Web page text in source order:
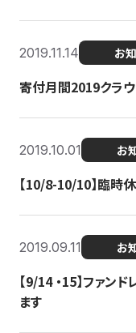
2019.11.14 お
寄付月間2019クラ
2019.10.01 お
【10/8-10/10】臨時
2019.09.11 お
【9/14 ・15】ファン
ます